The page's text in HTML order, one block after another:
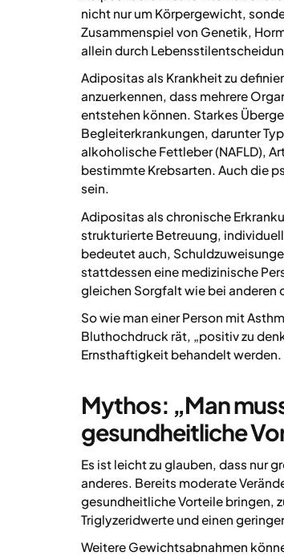
nicht nur um Körpergewicht,
Zusammenspiel von Genetik,
allein durch
Adipositas als Krankheit zu
anzuerkennen, dass mehrere
entstehen können. Starkes
Begleiterkrankungen, darunter
alkoholische Fettleber (NAFLD),
bestimmte Krebsarten. Auch die
sein.
Adipositas als chronische
strukturierte Betreuung,
bedeutet auch,
stattdessen eine medizinische
gleichen Sorgfalt wie bei anderen
So wie man einer Person mit
Bluthochdruck rät, „positiv zu
Ernsthaftigkeit behandelt werden.
Mythos: „Man
gesundheitliche
Es ist leicht zu glauben, dass nur
anderes. Bereits moderate
gesundheitliche Vorteile bringen,
Triglyzeridwerte und einen
Weitere Gewichtsabnahmen